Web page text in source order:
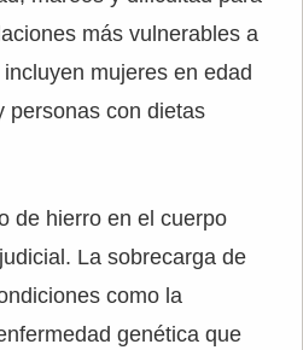
más vulnerables a
mujeres en edad
personas con dietas
de hierro en el cuerpo
La sobrecarga de
como la
genética que